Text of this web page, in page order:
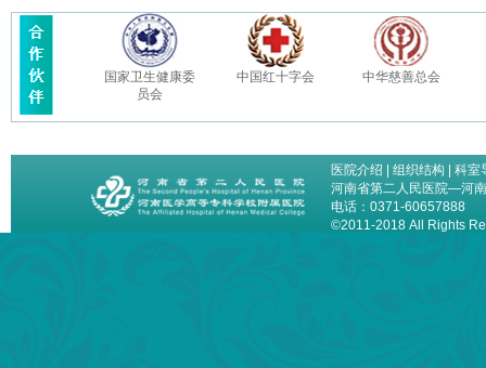
国家卫生健康委
员会
中国红十字会 中华慈善总会
医院介绍 组织结构
科室
河南省第二人民医院—河
电话：0371-60657888
©2011-2018 All Rights